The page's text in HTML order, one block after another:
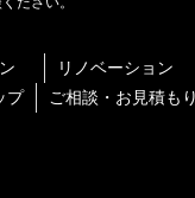
ン
リノベーション
プ
ご相談・お見積もり